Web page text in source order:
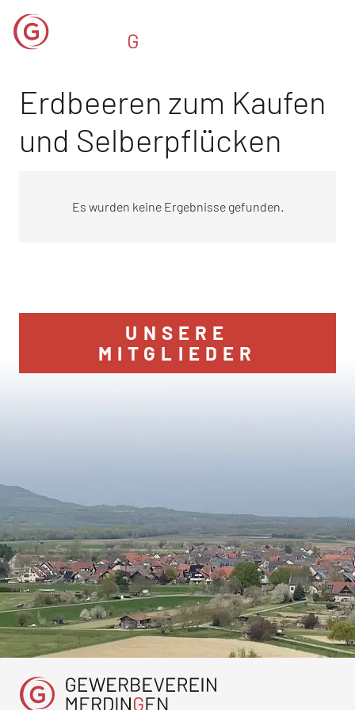
Erdbeeren zum Kaufen
und Selberpflücken
Es wurden keine Ergebnisse gefunden.
UNSERE
MITGLIEDER